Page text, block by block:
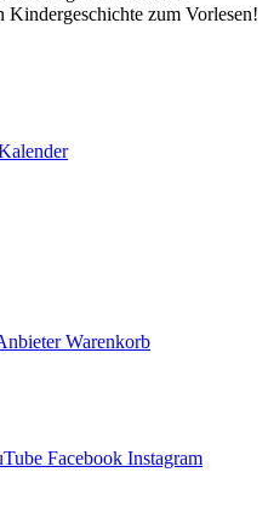
Kindergeschichte zum Vorlesen!
Warenkorb
Facebook Instagram